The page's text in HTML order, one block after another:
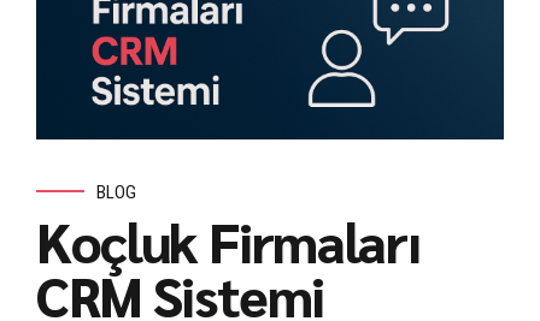
BLOG
Koçluk Firmaları
CRM Sistemi